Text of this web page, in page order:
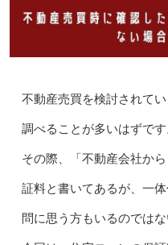
不動産売買を検討されて
調べることが多いはずです
その際、「不動産会社か
証料と書いてあるが、一
問に思う方もいるのではな